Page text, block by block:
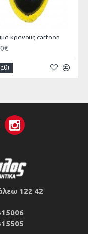
κρανους cartoon
122 42